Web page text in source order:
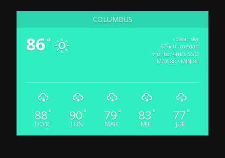
COLUMBUS
86°
clear sky
67% humedad
viento: 4m/s SSO
MAX 88 • MIN 84
88 °
DOM
90 °
LUN
79 °
MAR
83 °
MIE
77 °
JUE